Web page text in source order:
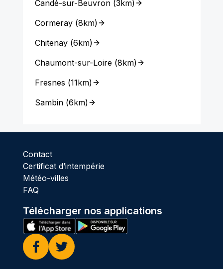
Candé-sur-Beuvron(3km)
Cormeray(8km)
Chitenay(6km)
Chaumont-sur-Loire(8km)
Fresnes (11km)
Sambin(6km)
Contact
Certificat d’intempérie
Météo-villes
FAQ
Télécharger nos applications
Facebook
Twitter